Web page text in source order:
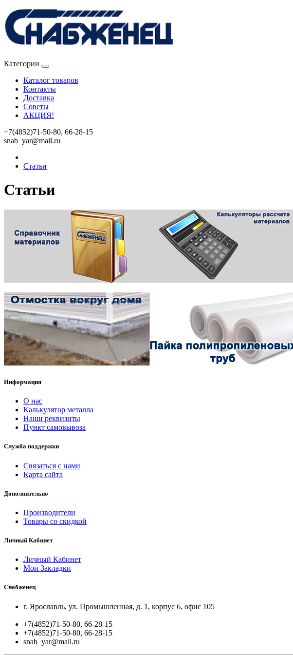
Категории
Каталог товаров
Контакты
Доставка
Советы
АКЦИЯ!
+7(4852)71-50-80, 66-28-15
snab_yar@mail.ru
Статьи
Статьи
Информация
О нас
Калькулятор металла
Наши реквизиты
Пункт самовывоза
Служба поддержки
Связаться с нами
Карта сайта
Дополнительно
Производители
Товары со скидкой
Личный Кабинет
Личный Кабинет
Мои Закладки
Снабженец
+7(4852)71-50-80, 66-28-15
+7(4852)71-50-80, 66-28-15
snab_yar@mail.ru